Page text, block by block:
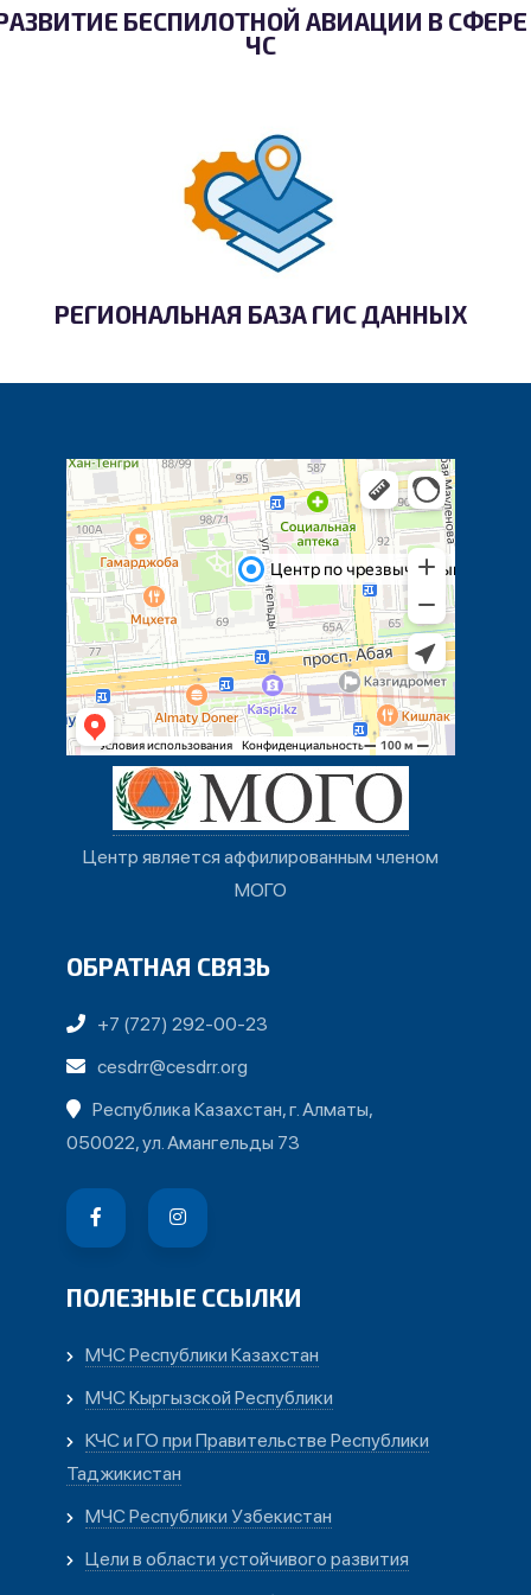
БЕСПИЛОТНОЙ АВИАЦИИ В СФЕРЕ
ЧС
РЕГИОНАЛЬНАЯ БАЗА ГИС ДАННЫХ
Центр является аффилированным членом
МОГО
ОБРАТНАЯ СВЯЗЬ
+7 (727) 292-00-23
cesdrr@cesdrr.org
Республика Казахстан, г. Алматы,
050022, ул. Амангельды 73
ПОЛЕЗНЫЕ ССЫЛКИ
МЧС Республики Казахстан
МЧС Кыргызской Республики
КЧС и ГО при Правительстве Республики
Таджикистан
МЧС Республики Узбекистан
Цели в области устойчивого развития